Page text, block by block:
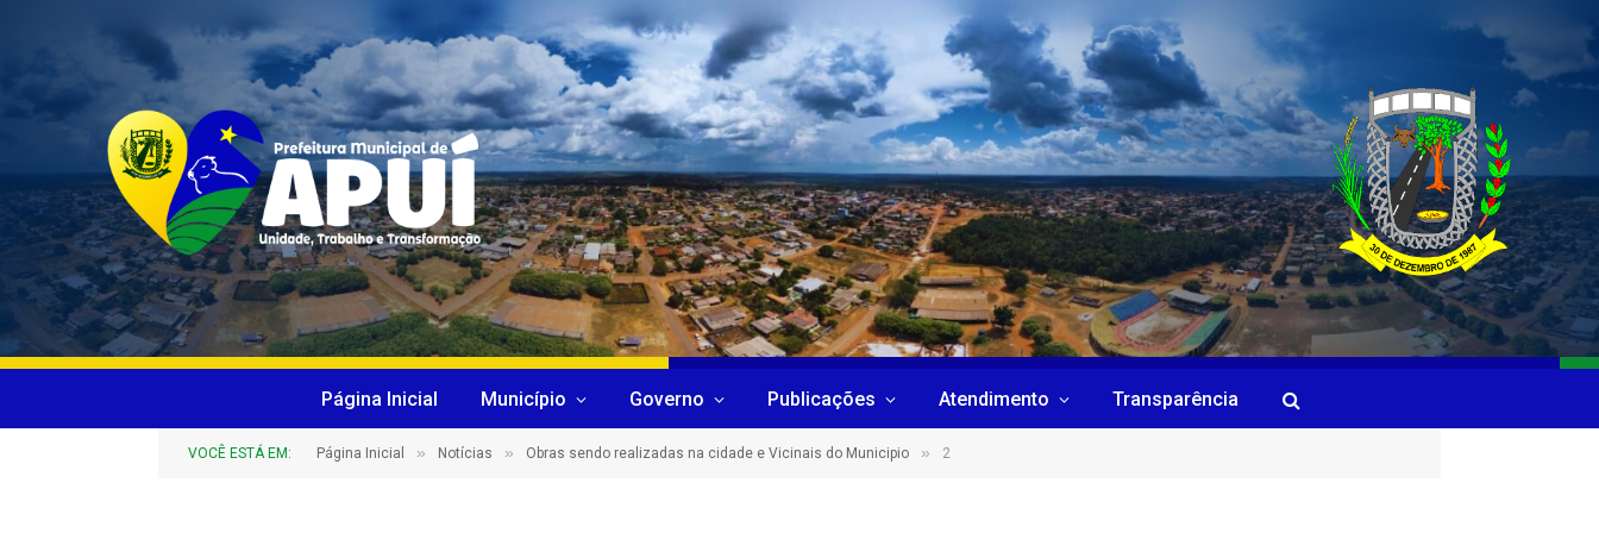
Página Inicial Município Governo Publicações Atendimento Transparência
VOCÊ ESTÁ EM: Página Inicial » Notícias » Obras sendo realizadas na cidade e Vicinais do Municipio » 2